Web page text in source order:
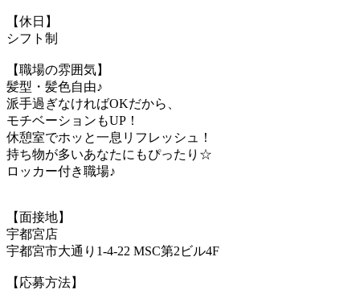
【休日】
シフト制
【職場の雰囲気】
髪型・髪色自由♪
派手過ぎなければOKだから、
モチベーションもUP！
休憩室でホッと一息リフレッシュ！
持ち物が多いあなたにもぴったり☆
ロッカー付き職場♪
【面接地】
宇都宮店
宇都宮市大通り1-4-22 MSC第2ビル4F
【応募方法】